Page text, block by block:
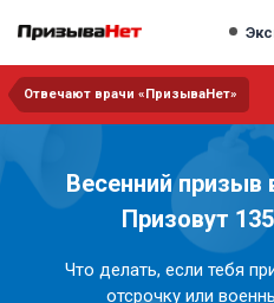
Отвечают врачи «ПризываНет»
Весенний призыв
Призовут
Что делать, если тебя
отсрочку или